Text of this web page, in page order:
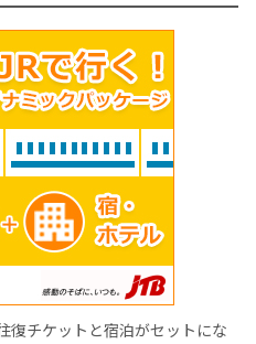
復チケットと宿泊がセットにな